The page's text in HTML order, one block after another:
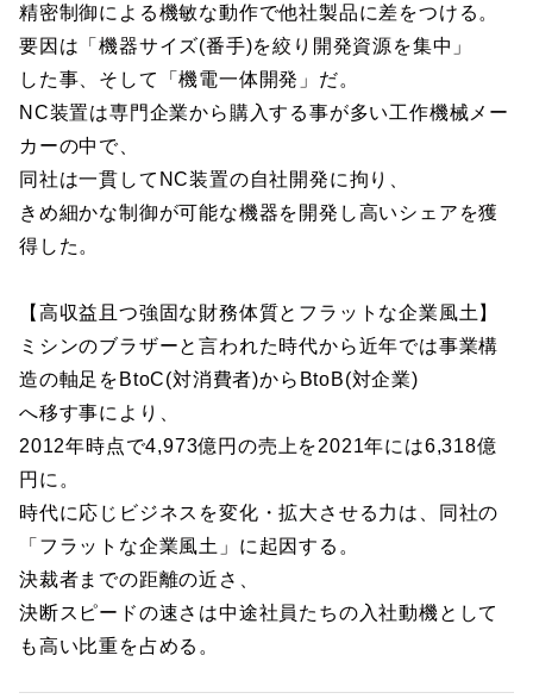
精密制御による機敏な動作で他社製品に差をつける。
要因は「機器サイズ(番手)を絞り開発資源を集中」
した事、そして「機電一体開発」だ。
NC装置は専門企業から購入する事が多い工作機械メー
カーの中で、
同社は一貫してNC装置の自社開発に拘り、
きめ細かな制御が可能な機器を開発し高いシェアを獲
得した。
【高収益且つ強固な財務体質とフラットな企業風土】
ミシンのブラザーと言われた時代から近年では事業構
造の軸足をBtoC(対消費者)からBtoB(対企業)
へ移す事により、
2012年時点で4,973億円の売上を2021年には6,318億
円に。
時代に応じビジネスを変化・拡大させる力は、同社の
「フラットな企業風土」に起因する。
決裁者までの距離の近さ、
決断スピードの速さは中途社員たちの入社動機として
も高い比重を占める。